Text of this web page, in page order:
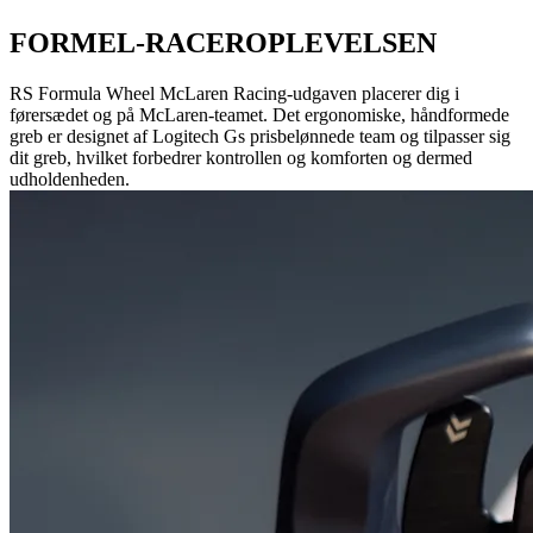
FORMEL-RACEROPLEVELSEN
RS Formula Wheel McLaren Racing-udgaven placerer dig i
førersædet og på McLaren-teamet. Det ergonomiske, håndformede
greb er designet af Logitech Gs prisbelønnede team og tilpasser sig
dit greb, hvilket forbedrer kontrollen og komforten og dermed
udholdenheden.